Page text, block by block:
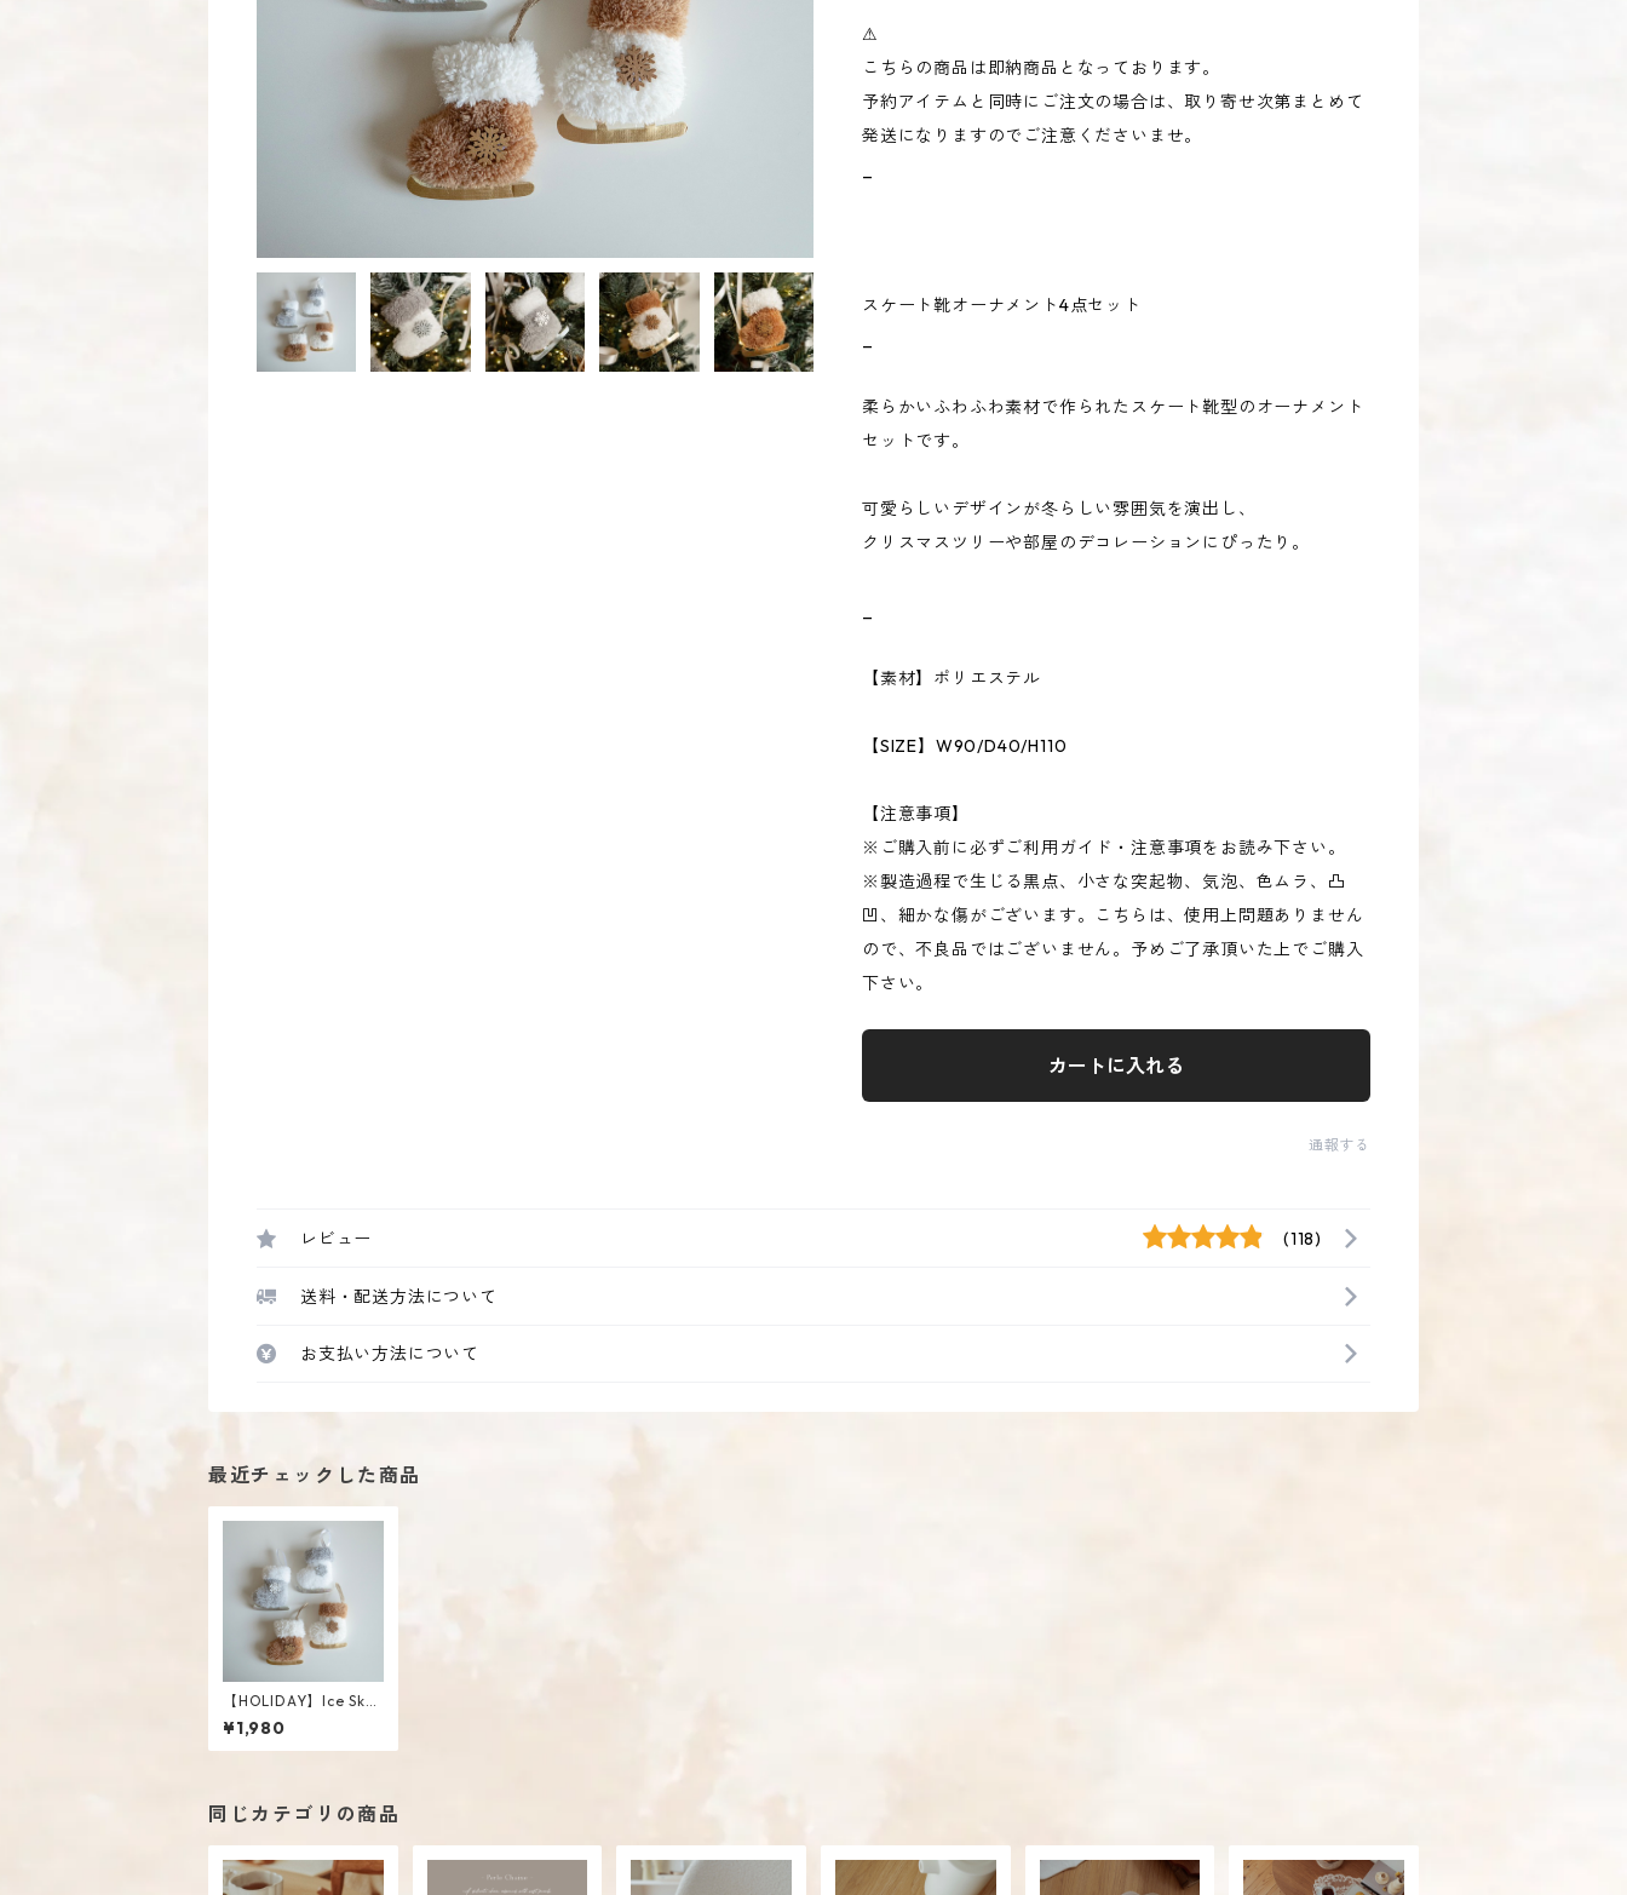
⚠︎
こちらの商品は即納商品となっております。
予約アイテムと同時にご注文の場合は、取り寄せ次第まとめて
発送になりますのでご注意くださいませ。
スケート靴オーナメント4点セット
柔らかいふわふわ素材で作られたスケート靴型のオーナメント
セットです。
可愛らしいデザインが冬らしい雰囲気を演出し、
クリスマスツリーや部屋のデコレーションにぴったり。
【素材】ポリエステル
【SIZE】W90/D40/H110
【注意事項】
※ご購入前に必ずご利用ガイド・注意事項をお読み下さい。
※製造過程で生じる黒点、小さな突起物、気泡、色ムラ、凸
凹、細かな傷がございます。こちらは、使用上問題ありません
ので、不良品ではございません。予めご了承頂いた上でご購入
下さい。
カートに入れる
通報する
レビュー (118)
送料・配送方法について
お支払い方法について
最近チェックした商品
【HOLIDAY】Ice Skat
es Ornament Set
¥1,980
同じカテゴリの商品